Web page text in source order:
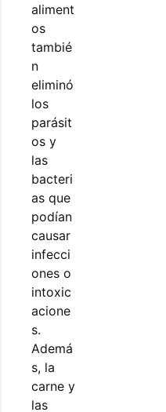
aliment
os
tambié
n
eliminó
los
parásit
os y
las
bacteri
as que
podían
causar
infecci
ones o
intoxic
acione
s.
Ademá
s, la
carne y
las